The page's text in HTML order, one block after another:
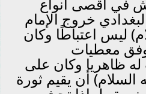
في اقصى انواع
خروج الإمام
ليس اعتباطًا وكان
وفق معطيات
ظاهريا وكان على
السلام) أن يقيم ثورة